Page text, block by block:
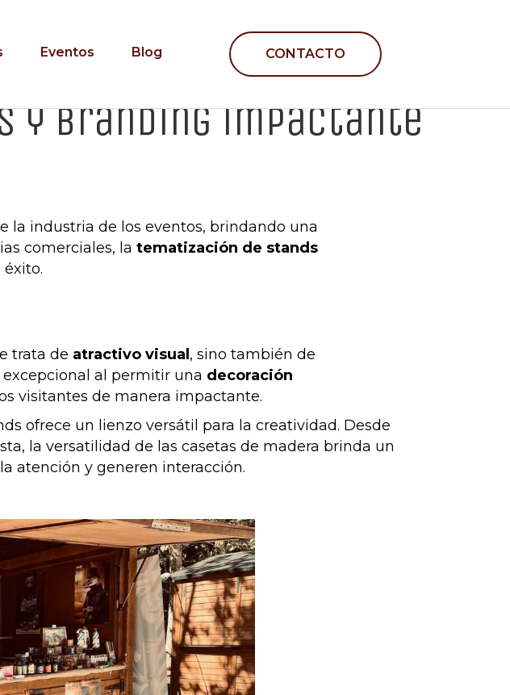
Eventos Blog CONTACTO
y branding impactante
la industria de los eventos, brindando una
comerciales, la tematización de stands
trata de atractivo visual , sino también de
al permitir una decoración
visitantes de manera impactante.
ofrece un lienzo versátil para la creatividad. Desde
la versatilidad de las casetas de madera brinda un
atención y generen interacción.